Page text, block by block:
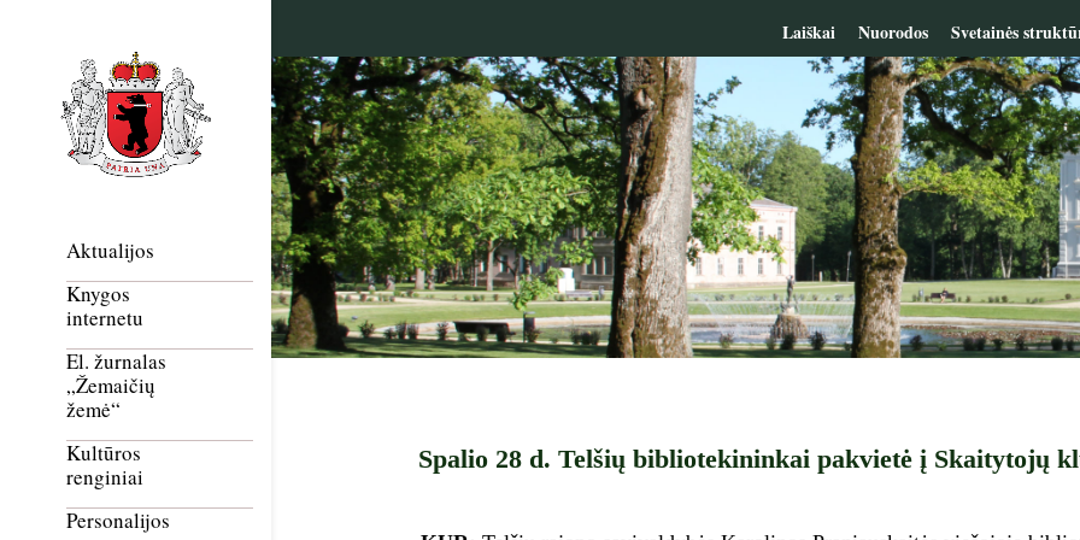
Laiškai Nuorodos Svetainės
Aktualijos
Knygos
internetu
El. žurnalas
„Žemaičių
žemė“
Kultūros
renginiai
Personalijos
Spalio 28 d. Telšių bibliotekininkai pakvietė į Skaitytojų